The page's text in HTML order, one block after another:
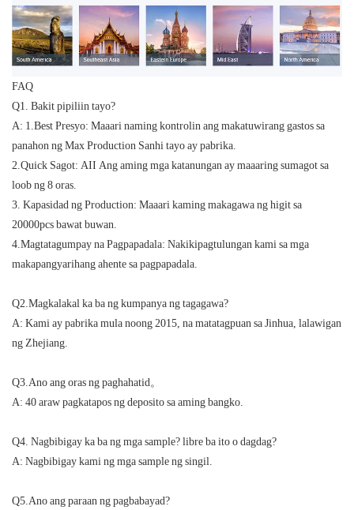
FAQ
Q1. Bakit pipiliin tayo?
A: 1.Best Presyo: Maaari naming kontrolin ang makatuwirang gastos sa
panahon ng Max Production Sanhi tayo ay pabrika.
2.Quick Sagot: AII Ang aming mga katanungan ay maaaring sumagot sa
loob ng 8 oras.
3. Kapasidad ng Production: Maaari kaming makagawa ng higit sa
20000pcs bawat buwan.
4.Magtatagumpay na Pagpapadala: Nakikipagtulungan kami sa mga
makapangyarihang ahente sa pagpapadala.
Q2.Magkalakal ka ba ng kumpanya ng tagagawa?
A: Kami ay pabrika mula noong 2015, na matatagpuan sa Jinhua, lalawigan
ng Zhejiang.
Q3.Ano ang oras ng paghahatid。
A: 40 araw pagkatapos ng deposito sa aming bangko.
Q4. Nagbibigay ka ba ng mga sample? libre ba ito o dagdag?
A: Nagbibigay kami ng mga sample ng singil.
Q5.Ano ang paraan ng pagbabayad?